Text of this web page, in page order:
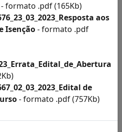
- formato .pdf (165Kb)
aos
Isenção- formato .pdf
de
- formato .pdf (757Kb)